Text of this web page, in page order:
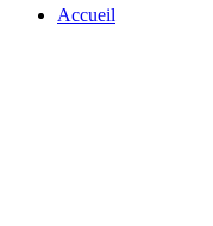
Accueil